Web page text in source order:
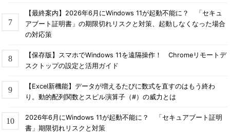
【最終案内】2026年6月にWindows 11が起動不能に？ 「セキュ
アブート証明書」の期限切れリスクと対策、起動しなくなった場合
の対応策
【保存版】スマホでWindows 11を遠隔操作！ Chromeリモートデ
スクトップの設定と活用ガイド
【Excel新機能】データが増えるたびに数式を直すのはもう終わ
り。動的配列関数とスピル演算子（#）の威力とは
2026年6月にWindows 11が起動不能に？ 「セキュアブート証明
書」期限切れリスクと対策